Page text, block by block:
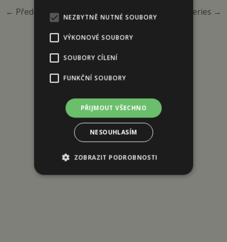
← Předchozí Galleries Další Galleries →
NEZBYTNĚ NUTNÉ SOUBORY
VÝKONOVÉ SOUBORY
SOUBORY CÍLENÍ
FUNKČNÍ SOUBORY
PŘIJMOUT VŠECHNO
NESOUHLASÍM
ZOBRAZIT PODROBNOSTI